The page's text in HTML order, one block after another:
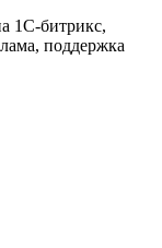
1С-битрикс,
поддержка